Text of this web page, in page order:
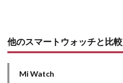
他のスマートウォッチと比較
Mi Watch